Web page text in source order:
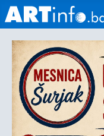
Početna
Vijesti
Sport